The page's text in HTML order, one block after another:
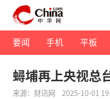
要闻 手机 平板
蟳埔再上央视总
来源：财讯网 2025-10-01